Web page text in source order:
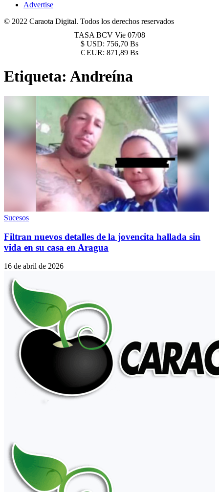
Advertise
© 2022 Caraota Digital. Todos los derechos reservados
TASA BCV Vie 07/08
$ USD: 756,70 Bs
€ EUR: 871,89 Bs
Etiqueta: Andreína
Sucesos
Filtran nuevos detalles de la jovencita hallada sin
vida en su casa en Aragua
16 de abril de 2026